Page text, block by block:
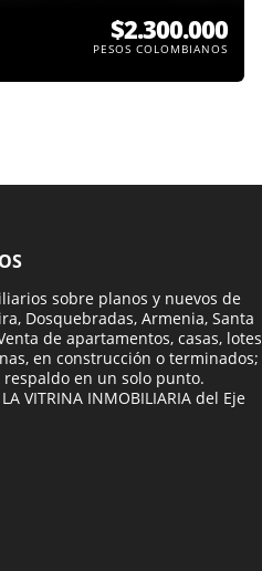
$2.300.000
PESOS COLOMBIANOS
sobre planos y nuevos de
Dosquebradas, Armenia, Santa
de apartamentos, casas, lotes
en construcción o terminados;
en un solo punto.
VITRINA INMOBILIARIA del Eje